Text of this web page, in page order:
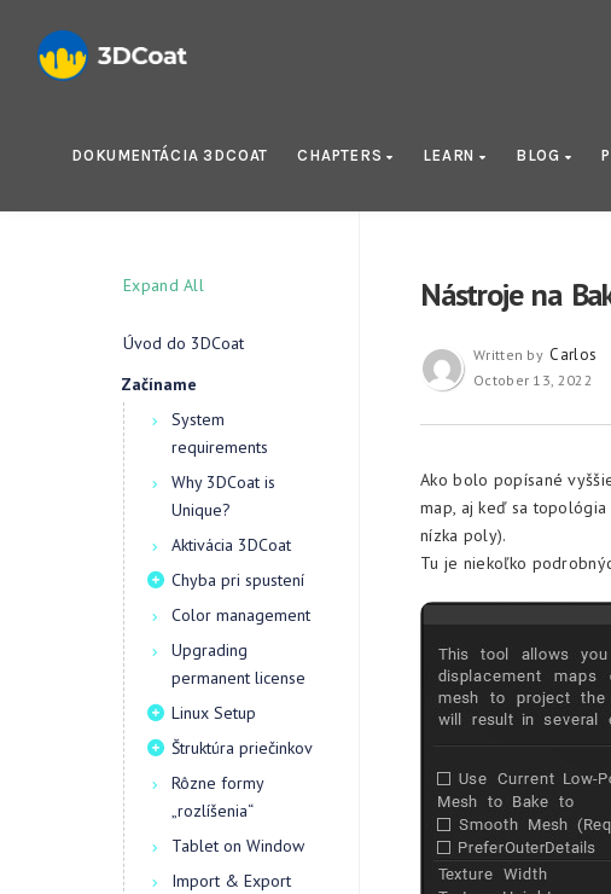
DOKUMENTÁCIA 3DCOAT CHAPTERS LEARN BLOG
Expand All
Úvod do 3DCoat
Začíname
System
requirements
Why 3DCoat is
Unique?
Aktivácia 3DCoat
Chyba pri spustení
Color management
Upgrading
permanent license
Linux Setup
Štruktúra priečinkov
Rôzne formy
„rozlíšenia“
Tablet on Window
Import & Export
Nástroje na
Written by Carlos
October 13, 2022
Ako bolo popísané
map, aj keď sa
nízka poly).
Tu je niekoľko